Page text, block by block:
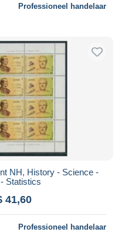
Professioneel handelaar
NH, History - Science -
Statistics
41,60
Professioneel handelaar